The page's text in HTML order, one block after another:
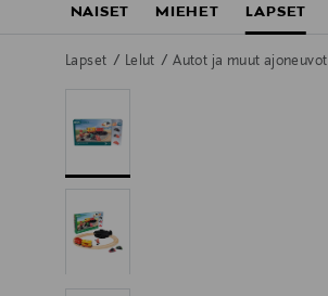
NAISET MIEHET LAPSET
Lapset Lelut Autot ja muut ajoneuvot